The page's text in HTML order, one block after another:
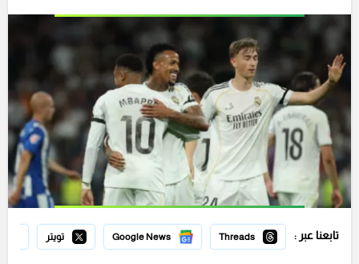
تابعنا عبر : Threads
Google News تويتر